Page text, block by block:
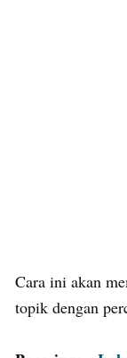
Cara ini akan
topik dengan